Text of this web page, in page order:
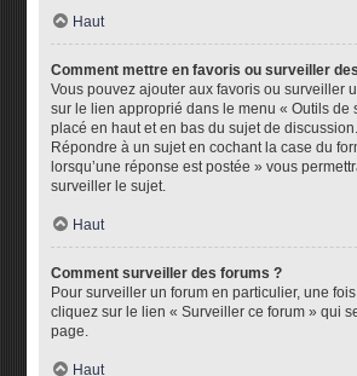
Haut
Comment mettre en favoris ou surveiller
Vous pouvez ajouter aux favoris ou surveiller
sur le lien approprié dans le menu « Outils de
placé en haut et en bas du sujet de discussion.
Répondre à un sujet en cochant la case du
lorsqu’une réponse est postée » vous
surveiller le sujet.
Haut
Comment surveiller des forums ?
Pour surveiller un forum en particulier, une
cliquez sur le lien « Surveiller ce forum » qui
page.
Haut